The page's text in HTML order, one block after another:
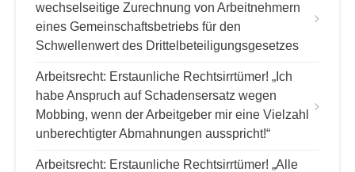
wechselseitige Zurechnung von Arbeitnehmern
eines Gemeinschaftsbetriebs für den
Schwellenwert des Drittelbeteiligungsgesetzes
Arbeitsrecht: Erstaunliche Rechtsirrtümer! „Ich
habe Anspruch auf Schadensersatz wegen
Mobbing, wenn der Arbeitgeber mir eine Vielzahl
unberechtigter Abmahnungen ausspricht!“
Arbeitsrecht: Erstaunliche Rechtsirrtümer! „Alle